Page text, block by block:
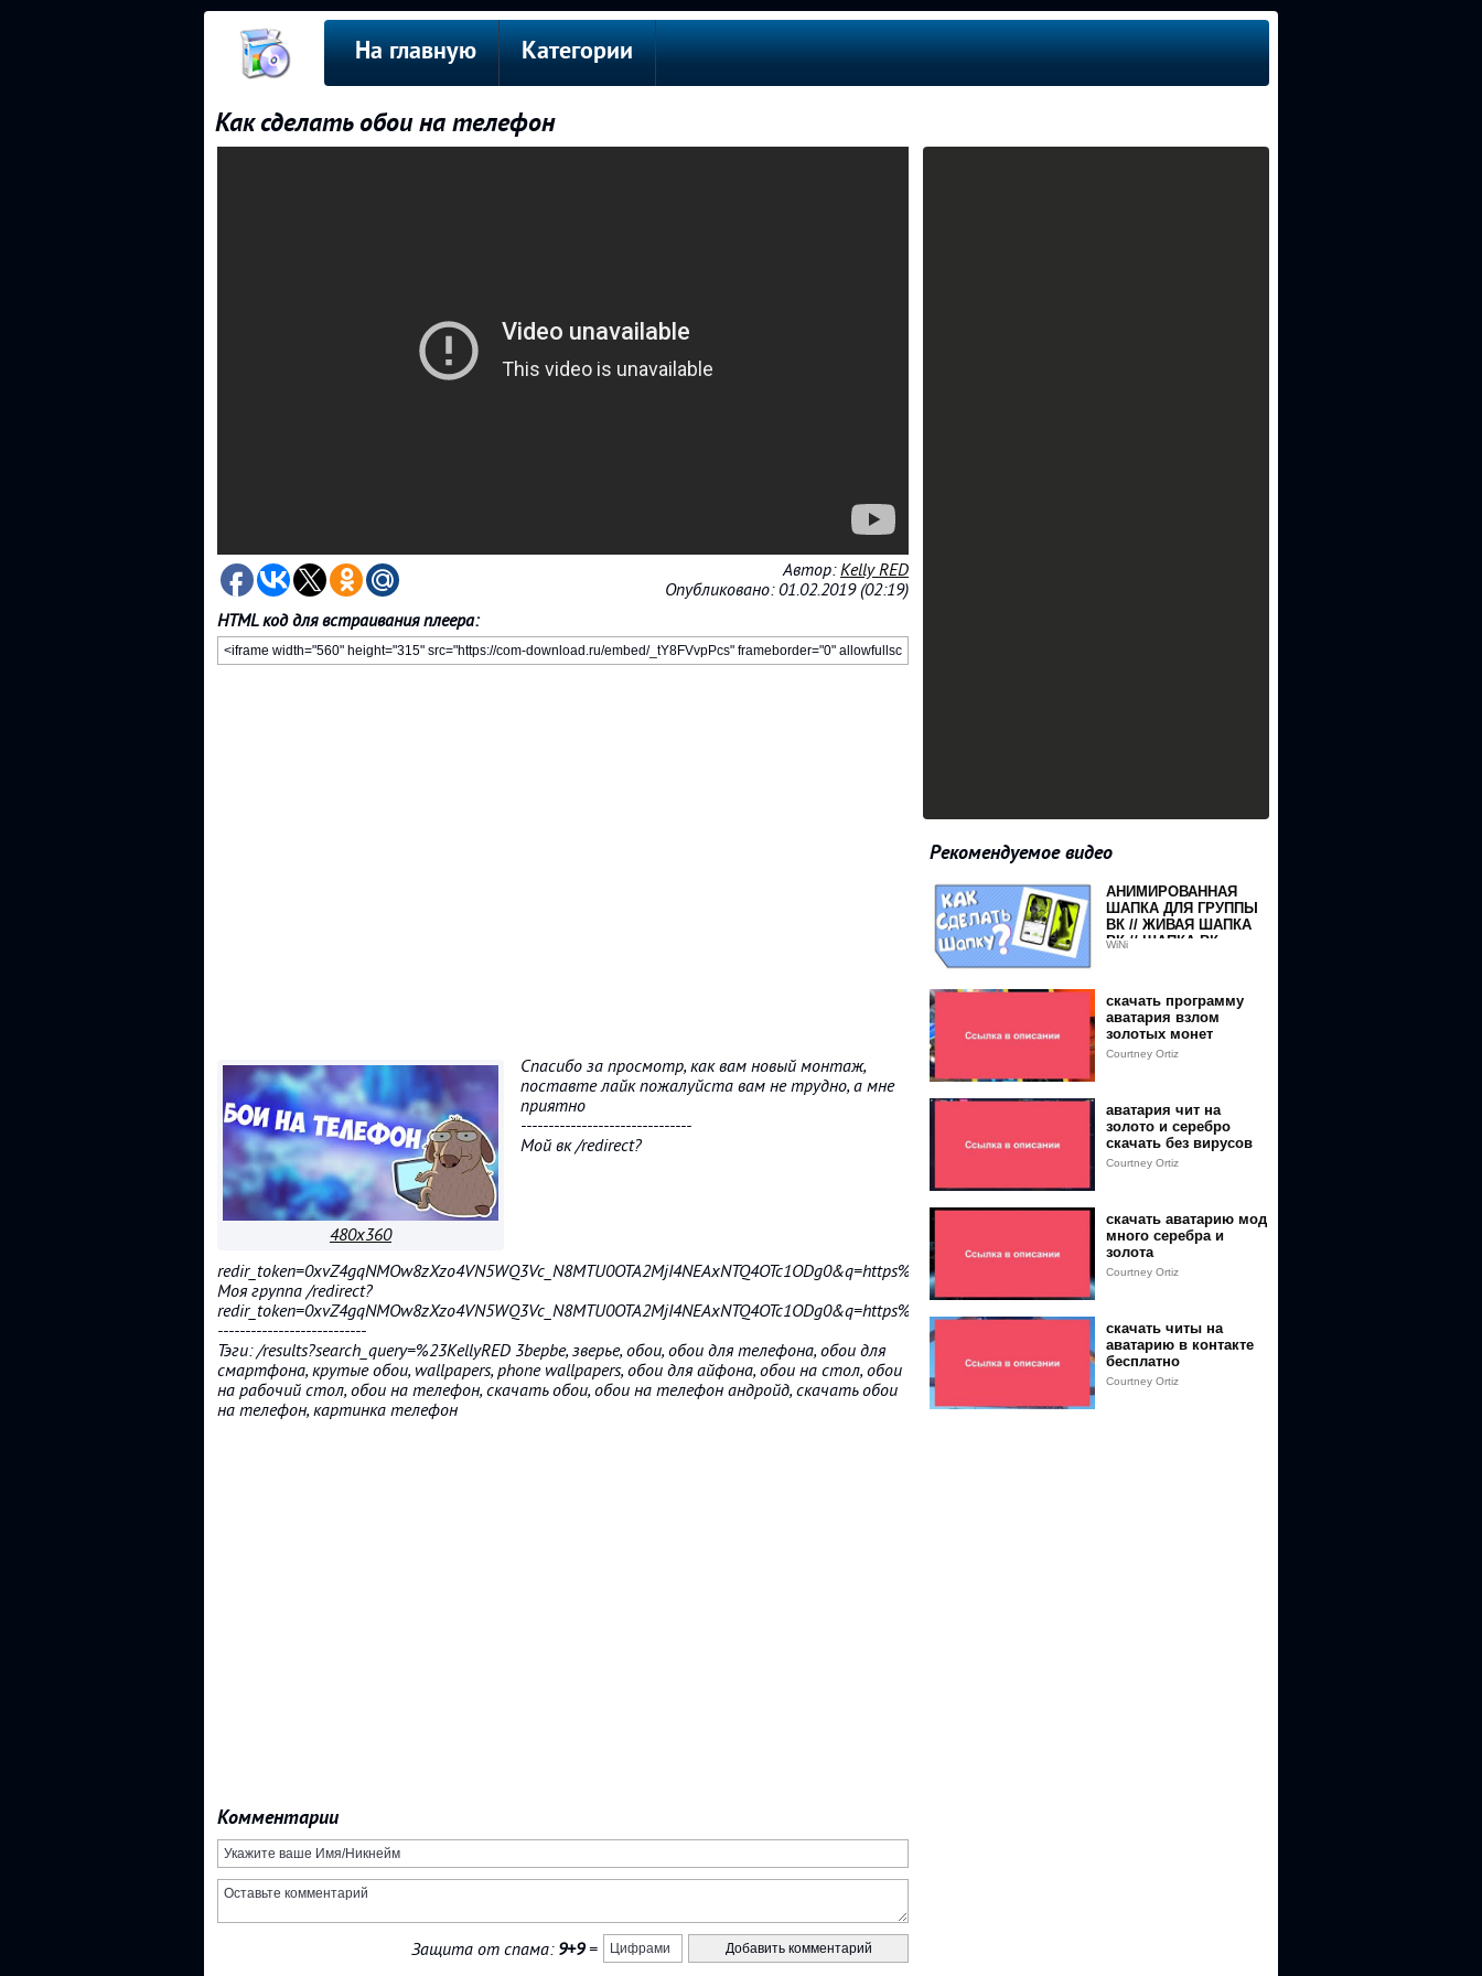
На главную Категории
Как сделать обои на телефон
Автор:Kelly RED
Опубликовано: 01.02.2019 (02:19)
HTML код для встраивания плеера:
480x360
Спасибо за просмотр, как вам новый монтаж,
поставте лайк пожалуйста вам не трудно, а мне
приятно
-------------------------------
Мой вк /redirect?
Моя группа /redirect?
redir_token=0xvZ4gqNMOw8zXzo4VN5WQ3Vc_N8MTU0OTA2MjI4NEAxNTQ4OTc1ODg0&q=https%3A%2F%2Fvk.com%2Fclub149627850&event=video_description&v=_tY8FVvpPcs
---------------------------
Тэги: /results?search_query=%23KellyRED 3bepbe, зверье, обои, обои для телефона, обои для
смартфона, крутые обои, wallpapers, phone wallpapers, обои для айфона, обои на стол, обои
на рабочий стол, обои на телефон, скачать обои, обои на телефон андройд, скачать обои
на телефон, картинка телефон
Комментарии
Защита от спама: 9+9=
Рекомендуемое видео
АНИМИРОВАННАЯ
ШАПКА ДЛЯ ГРУППЫ
ВК // ЖИВАЯ ШАПКА
ВК // ШАПКА ВК
WiNi
скачать программу
аватария взлом
золотых монет
Courtney Ortiz
аватария чит на
золото и серебро
скачать без вирусов
Courtney Ortiz
скачать аватарию мод
много серебра и
золота
Courtney Ortiz
скачать читы на
аватарию в контакте
бесплатно
Courtney Ortiz